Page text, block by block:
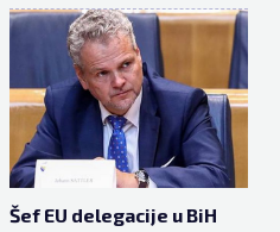
Šef EU delegacije u BiH